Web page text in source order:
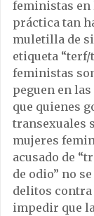
feministas en
práctica tan
muletilla de
etiqueta “terf/
feministas
peguen en
que quienes
transexuales
mujeres
acusado de
de odio” no
delitos
impedir que